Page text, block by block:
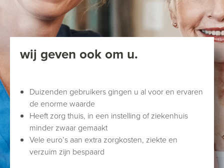
wij geven ook om u.
Duizenden gebruikers gingen u al voor en ervaren
de enorme waarde
Heeft zorg thuis, in een instelling of ziekenhuis
minder zwaar gemaakt
Vele euro’s aan extra zorgkosten, ziekte en
verzuim zijn bespaard